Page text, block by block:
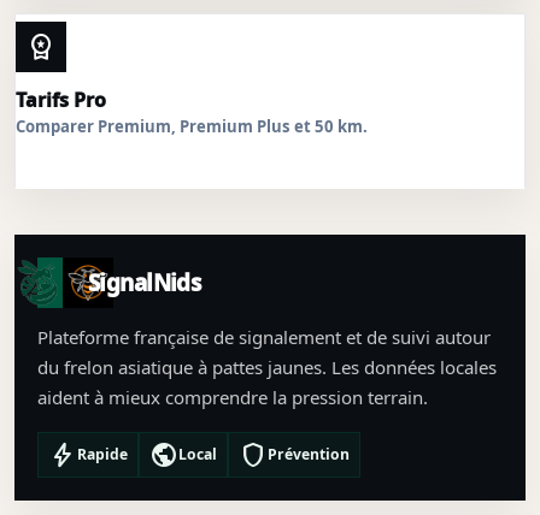
workspace_premium
Tarifs Pro
Comparer Premium, Premium Plus et 50 km.
SignalNids
Plateforme française de signalement et de suivi autour
du frelon asiatique à pattes jaunes. Les données locales
aident à mieux comprendre la pression terrain.
bolt Rapide publicLocal shield Prévention